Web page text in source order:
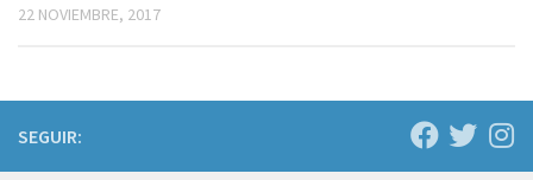
22 NOVIEMBRE, 2017
SEGUIR: